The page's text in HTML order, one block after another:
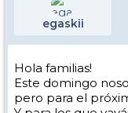
egaskii
Hola familias!
Este domingo
pero para el